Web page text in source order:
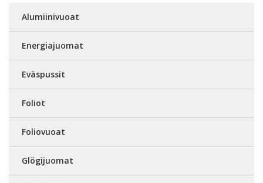
Alumiinivuoat
Energiajuomat
Eväspussit
Foliot
Foliovuoat
Glögijuomat